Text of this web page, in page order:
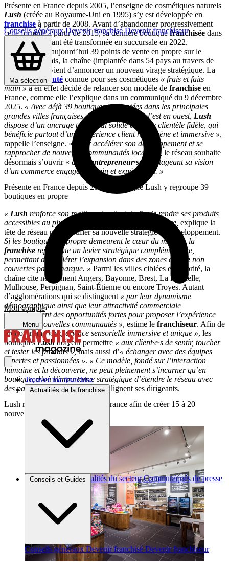
Conseils générauxDevenir franchiséDevenir franchiseur
Ma sélection
Mon compte
Menu
Trouver ma franchise
Actualités de la franchise
Brèves et actus Actualités du secteur Communiqués de presse
Conseils et Guides
Conseils généraux Devenir franchisé Devenir franchiseur
Présente en France depuis 2005, l’enseigne de cosmétiques naturels
Lush (créée au Royaume-Uni en 1995) s’y est développée en
franchise à partir de 2008. Avant d’abandonner progressivement
cette formule à partir de 2015, sa dernière boutiquefranchisée dans
l’Hexagone ayant été transformée en succursale en 2022.
Revendiquant aujourd’hui 39 points de vente en propre sur le
territoire français, la chaîne (implantée dans 54 pays au travers de
869 adresses) vient d’annoncer un nouveau virage stratégique. La
marque debeauté connue pour ses cosmétiques « frais et faits
main »a en effet décidé de relancer son modèle de franchise en
France, comme elle l’explique dans un communiqué du 9 décembre
2025. « Avec déjà 39 boutiques implantées dans les principales
grandes villes françaises, du nord au sud et d’est en ouest, Lush
dispose d’un ancrage territorial solide et d’une clientèle fidèle, qui
bénéficie partout d’une expérience client homogène et immersive »,
rappelle l’enseigne. «
Pour accélérer son développement et se
rapprocher de nouvelles communautés locales », le réseau souhaite
désormais s’ouvrir « à des entrepreneur·ses
partageant sa vision
d’un commerce engagé, humain et expérientiel. »
Présente en France depuis 2005, l’enseigne Lush y regroupe 39
boutiques en propre
« Lush renforce son maillage territorial afin de rendre ses produits
accessibles au plus grand nombre, partout en France, explique la
tête de réseau pour justifier sa nouvelle stratégie de développement.
Si les boutiques en propre demeurent le cœur du modèle, la
franchise représente un levier stratégique complémentaire,
permettant d’accélérer l’expansion dans des zones encore non
couvertes par la marque. » Parmi les villes ciblées en priorité, la
chaîne cite notamment Angers, Bayonne, Brest, La Rochelle,
Mulhouse, Perpignan, Saint-Étienne ou encore Troyes. Autant
d’agglomérations qui se distinguent « par leur dynamisme
démographique ainsi que leur attractivité commerciale
et représentent des opportunités fortes pour proposer l’expérience
à de nouvelles communautés », estime le franchiseur. Afin de
proposer une« expérience sensorielle immersive et unique », les
boutiquesLushdoivent permettre « aux client·e·s de sentir, toucher
et tester les produits »,mais aussi d’« échanger avec des équipes
expertes et passionnées ». « Ce modèle, fondé sur l’interaction
humaine et la découverte, ne peut pleinement s’incarner qu’en
boutique, d’où l’importance stratégique d’étendre le réseau avec
des partenairesfranchisés», soulignent ses dirigeants.
Lush relance son expansion en France afin de créer 15 à 20
nouvelles franchises d’ici 3 ans